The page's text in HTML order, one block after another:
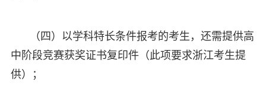
（四）以学科特长条件报考的考生，还需提供高
中阶段竞赛获奖证书复印件（此项要求浙江考生提
供）；